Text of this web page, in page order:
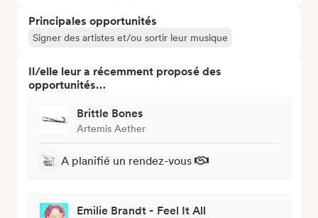
Principales opportunités
Signer des artistes et/ou sortir leur musique
Il/elle leur a récemment proposé des
opportunités…
Brittle Bones
Artemis Aether
A planifié un rendez-vous
Emilie Brandt - Feel It All